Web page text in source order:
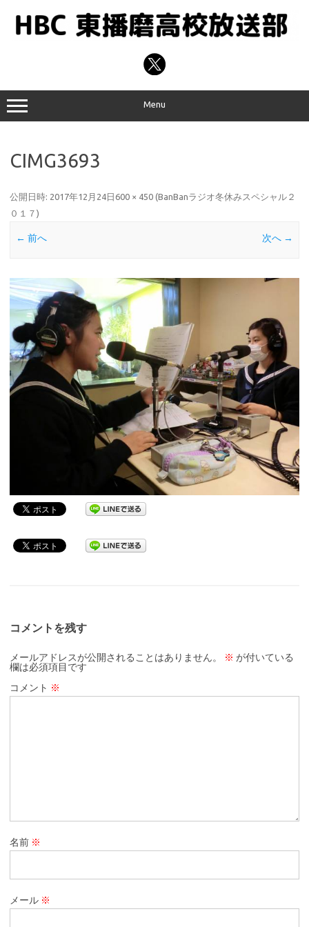
プ
Menu
CIMG3693
公開日時: 2017年12月24日 600 × 450 (BanBanラジオ冬休みスペシャル２
０１７ )
← 前へ 次へ →
コメントを残す
メールアドレスが公開されることはありません。 ※ が付いている
欄は必須項目です
コメント ※
名前 ※
メール ※